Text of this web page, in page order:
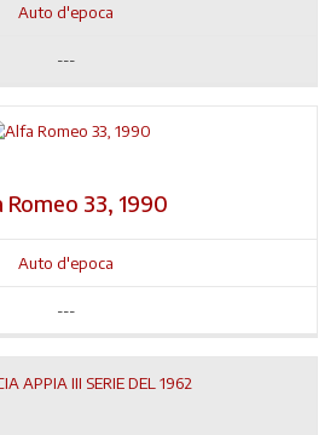
Auto d'epoca
---
Romeo 33, 1990
Auto d'epoca
---